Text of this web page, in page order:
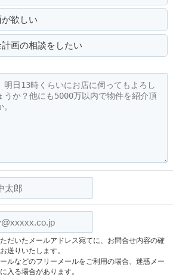
が欲しい
計画の相談をしたい
だいたメールアドレス宛てに、お問合せ内容の確
送りいたします。
ルなどのフリーメールをご利用の場合、迷惑メー
入る場合があります。